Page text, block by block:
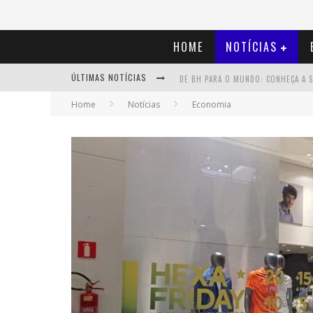
HOME NOTÍCIAS
ÚLTIMAS NOTÍCIAS
Home Notícias Economia